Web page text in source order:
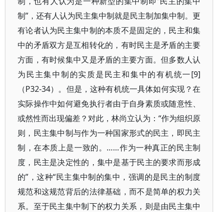
制”，还有人认为民主集中制就是民主制加集中制。更
有论者认为民主集中制的本质不是固定的，民主和集
中的矛盾双方是互相转化的，有时民主是矛盾的主要
方面，有时候集中又是矛盾的主要方面。但多数人认
为民主集中制的实质是民主和集中的有机统一[9]
（P32-34）。但是，这种有机统一具体如何实现？在
实际操作中如何避免执行者由于自身素质或随意性、
或然性而出现偏差？对此，林尚立认为：“作为组织原
则，民主集中制与作为一种国家形式的民主，即民主
制，在本质上是一致的。……作为一种真正的民主制
度，民主是决定性的，集中是基于民主的要求而形成
的”，这种“民主集中制的集中，强调的是民主的制度
规范和这规范背后的法律基础，而不是简单的权力关
系。至于民主集中制下的权力关系，则是由民主集中